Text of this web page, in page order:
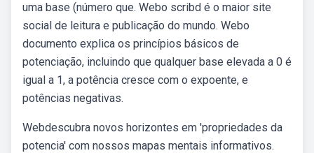
uma base (número que. Webo scribd é o maior site
social de leitura e publicação do mundo. Webo
documento explica os princípios básicos de
potenciação, incluindo que qualquer base elevada a 0 é
igual a 1, a potência cresce com o expoente, e
potências negativas.
Webdescubra novos horizontes em 'propriedades da
potencia' com nossos mapas mentais informativos.